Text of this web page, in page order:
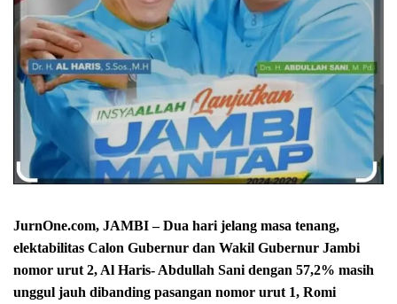
JurnOne.com, JAMBI – Dua hari jelang masa tenang,
elektabilitas Calon Gubernur dan Wakil Gubernur Jambi
nomor urut 2, Al Haris- Abdullah Sani dengan 57,2% masih
unggul jauh dibanding pasangan nomor urut 1, Romi